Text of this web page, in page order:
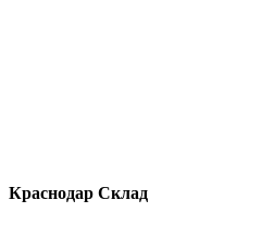
Краснодар Склад